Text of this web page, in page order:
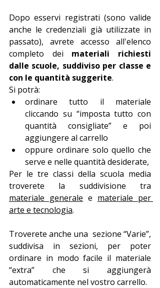
Dopo esservi registrati (sono valide
anche le credenziali già utilizzate in
passato), avrete accesso all'elenco
completo dei materiali richiesti
dalle scuole, suddiviso per classe e
con le quantità suggerite.
Si potrà:
ordinare tutto il materiale
cliccando su “imposta tutto con
quantità consigliate” e poi
aggiungere al carrello
oppure ordinare solo quello che
serve e nelle quantità desiderate,
Per le tre classi della scuola media
materiale generale e materiale per
arte e tecnologia.
Troverete anche una  sezione “Varie”,
suddivisa in sezioni, per poter
ordinare in modo facile il materiale
“extra” che si aggiungerà
automaticamente nel vostro carrello.